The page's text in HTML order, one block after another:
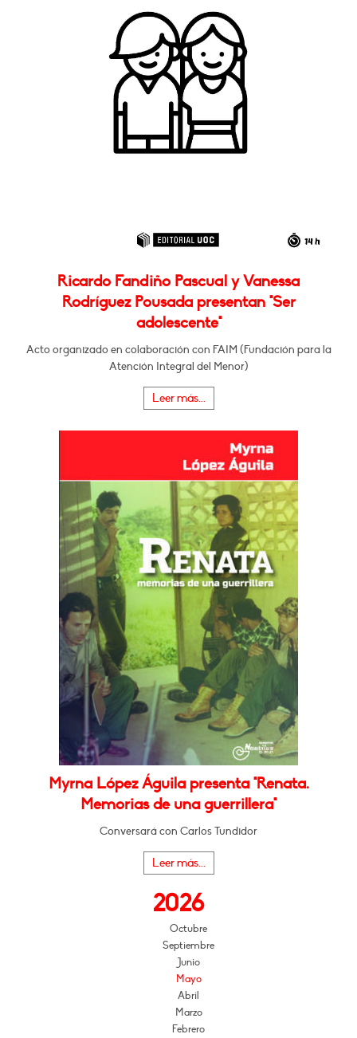
Ricardo Fandiño Pascual y Vanessa
Rodríguez Pousada presentan "Ser
adolescente"
Acto organizado en colaboración con FAIM (Fundación para la
Atención Integral del Menor)
Leer más...
Myrna López Águila presenta "Renata.
Memorias de una guerrillera"
Conversará con Carlos Tundidor
Leer más...
2026
Octubre
Septiembre
Junio
Mayo
Abril
Marzo
Febrero